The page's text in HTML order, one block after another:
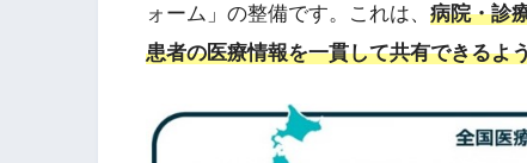
ォーム」の整備です。これは、 病院・診
患者の医療情報を一貫して共有できるよ